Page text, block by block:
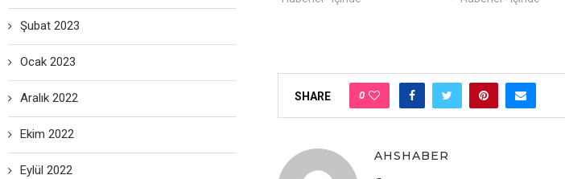
SHARE 0
AHSHABER
Şubat 2023
Ocak 2023
Aralık 2022
Ekim 2022
Eylül 2022